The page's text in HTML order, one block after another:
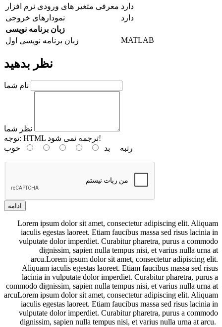
معرفی متغیر های ورودی نرم افزار دارد
نمودارهای خروجی
دارد
زبان برنامه نویسی
زبان برنامه نویسی اول
MATLAB
نظر بدهید
نام شما
نظر شما
توجه:
HTML ترجمه نمی شود!
رتبه بد خوب
ادامه
Lorem ipsum dolor sit amet, consectetur adipiscing elit. Aliquam
iaculis egestas laoreet. Etiam faucibus massa sed risus lacinia in
vulputate dolor imperdiet. Curabitur pharetra, purus a commodo
dignissim, sapien nulla tempus nisi, et varius nulla urna at
arcu.Lorem ipsum dolor sit amet, consectetur adipiscing elit.
Aliquam iaculis egestas laoreet. Etiam faucibus massa sed risus
lacinia in vulputate dolor imperdiet. Curabitur pharetra, purus a
commodo dignissim, sapien nulla tempus nisi, et varius nulla urna at
arcuLorem ipsum dolor sit amet, consectetur adipiscing elit. Aliquam
iaculis egestas laoreet. Etiam faucibus massa sed risus lacinia in
vulputate dolor imperdiet. Curabitur pharetra, purus a commodo
dignissim, sapien nulla tempus nisi, et varius nulla urna at arcu.